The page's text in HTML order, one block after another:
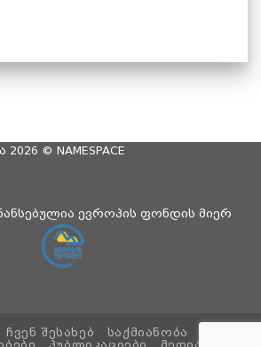
2026 © NAMESPACE
ევროპის ფონდის მიერ
ᲩᲕᲔᲜ ᲨᲔᲡᲐᲮᲔᲑ
ᲡᲐᲥᲛᲘᲐᲜᲝᲑᲐ